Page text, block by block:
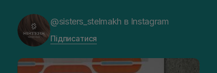
@sisters_stelmakh в Instagram
Підписатися